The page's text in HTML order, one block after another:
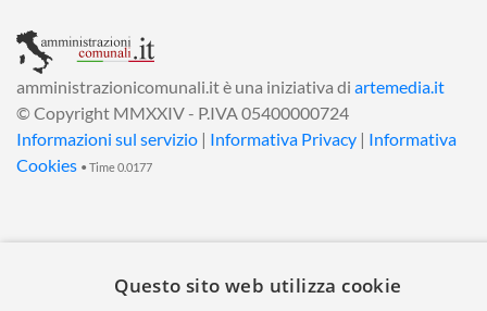
amministrazionicomunali.it è una iniziativa di artemedia.it
© Copyright MMXXIV - P.IVA 05400000724
Informazioni sul servizio | Informativa Privacy | Informativa
Cookies • Time 0.0177
Questo sito web utilizza cookie